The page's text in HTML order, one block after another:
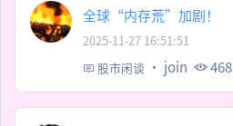
全球“内存荒”加剧！
2025-11-27 16:51:51
股市闲谈 · join 468